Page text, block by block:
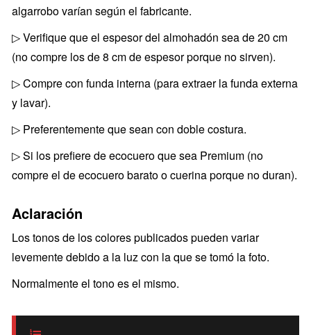
algarrobo varían según el fabricante.
▷ Verifique que el espesor del almohadón sea de 20 cm
(no compre los de 8 cm de espesor porque no sirven).
▷ Compre con funda interna (para extraer la funda externa
y lavar).
▷ Preferentemente que sean con doble costura.
▷ Si los prefiere de ecocuero que sea Premium (no
compre el de ecocuero barato o cuerina porque no duran).
Aclaración
Los tonos de los colores publicados pueden variar
levemente debido a la luz con la que se tomó la foto.
Normalmente el tono es el mismo.